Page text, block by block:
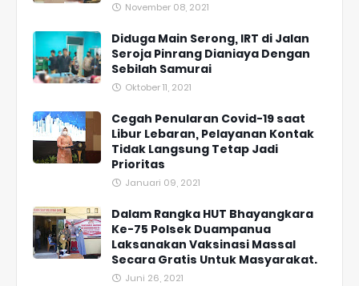
November 08, 2021
Diduga Main Serong, IRT di Jalan
Seroja Pinrang Dianiaya Dengan
Sebilah Samurai
Oktober 11, 2021
Cegah Penularan Covid-19 saat
Libur Lebaran, Pelayanan Kontak
Tidak Langsung Tetap Jadi
Prioritas
Januari 09, 2021
Dalam Rangka HUT Bhayangkara
Ke-75 Polsek Duampanua
Laksanakan Vaksinasi Massal
Secara Gratis Untuk Masyarakat.
Juni 26, 2021